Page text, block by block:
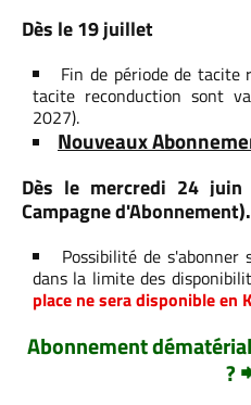
Dès le 19 juillet
Fin de période de tacite
tacite reconduction sont
2027).
Nouveaux
Dès le mercredi 24
Campagne d'Abonnement).
Possibilité de s'abonner
dans la limite des
place ne sera disponible en
Abonnement
?